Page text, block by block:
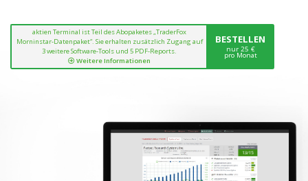
aktien Terminal ist Teil des Abopaketes „TraderFox
Morninstar-Datenpaket“. Sie erhalten zusätzlich Zugang auf
3 weitere Software-Tools und 5 PDF-Reports.
Weitere Informationen
BESTELLEN
nur 25 €
pro Monat